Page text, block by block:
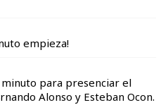
empieza!
minuto para presenciar el
Alonso y Esteban Ocon.